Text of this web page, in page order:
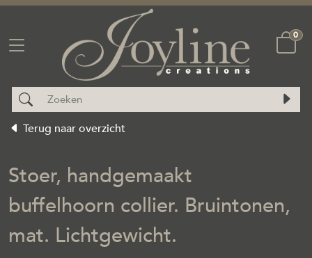
0
Terug naar overzicht
Stoer, handgemaakt
buffelhoorn collier. Bruintonen,
mat. Lichtgewicht.